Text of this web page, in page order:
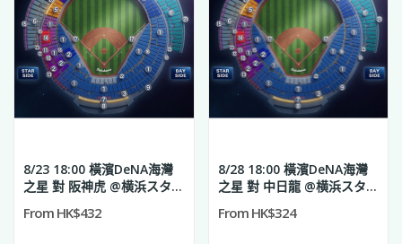
8/23 18:00 橫濱DeNA海灣
之星 對 阪神虎 @横浜スタジ
From HK$432
8/28 18:00 橫濱DeNA海灣
之星 對 中日龍 @横浜スタジ
From HK$324